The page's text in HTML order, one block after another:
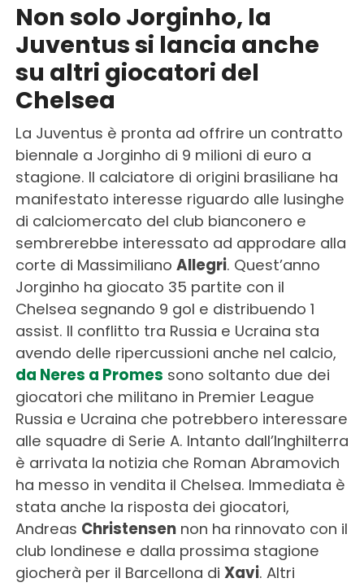
Non solo Jorginho, la
Juventus si lancia anche
su altri giocatori del
Chelsea
La Juventus è pronta ad offrire un contratto
biennale a Jorginho di 9 milioni di euro a
stagione. Il calciatore di origini brasiliane ha
manifestato interesse riguardo alle lusinghe
di calciomercato del club bianconero e
sembrerebbe interessato ad approdare alla
corte di Massimiliano Allegri. Quest’anno
Jorginho ha giocato 35 partite con il
Chelsea segnando 9 gol e distribuendo 1
assist. Il conflitto tra Russia e Ucraina sta
avendo delle ripercussioni anche nel calcio,
da Neres a Promes sono soltanto due dei
giocatori che militano in Premier League
Russia e Ucraina che potrebbero interessare
alle squadre di Serie A. Intanto dall’Inghilterra
è arrivata la notizia che Roman Abramovich
ha messo in vendita il Chelsea. Immediata è
stata anche la risposta dei giocatori,
Andreas Christensennon ha rinnovato con il
club londinese e dalla prossima stagione
giocherà per il Barcellona di Xavi. Altri